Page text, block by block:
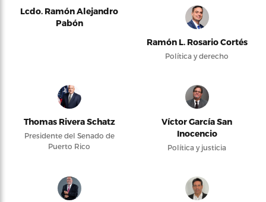
Lcdo. Ramón Alejandro
Pabón
Ramón L. Rosario Cortés
Política y derecho
Thomas Rivera Schatz
Presidente del Senado de
Puerto Rico
Víctor García San
Inocencio
Política y justicia